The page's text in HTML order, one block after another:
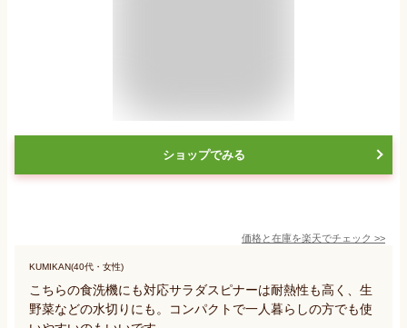
ショップでみる
価格と在庫を楽天でチェック >>
KUMIKAN(40代・女性)
こちらの食洗機にも対応サラダスピナーは耐熱性も高く、生
野菜などの水切りにも。コンパクトで一人暮らしの方でも使